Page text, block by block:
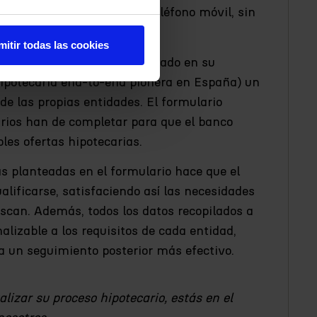
todas las cookies
o cualificarse por teléfono móvil, sin
Beyer.
Technologies ha incorporado en su
end-to-end pionera en España) un
las propias entidades. El formulario
han de completar para que el banco
ofertas hipotecarias.
planteadas en el formulario hace que el
satisfaciendo así las necesidades
Además, todos los datos recopilados a
a los requisitos de cada entidad,
un seguimiento posterior más efectivo.
su proceso hipotecario, estás en el